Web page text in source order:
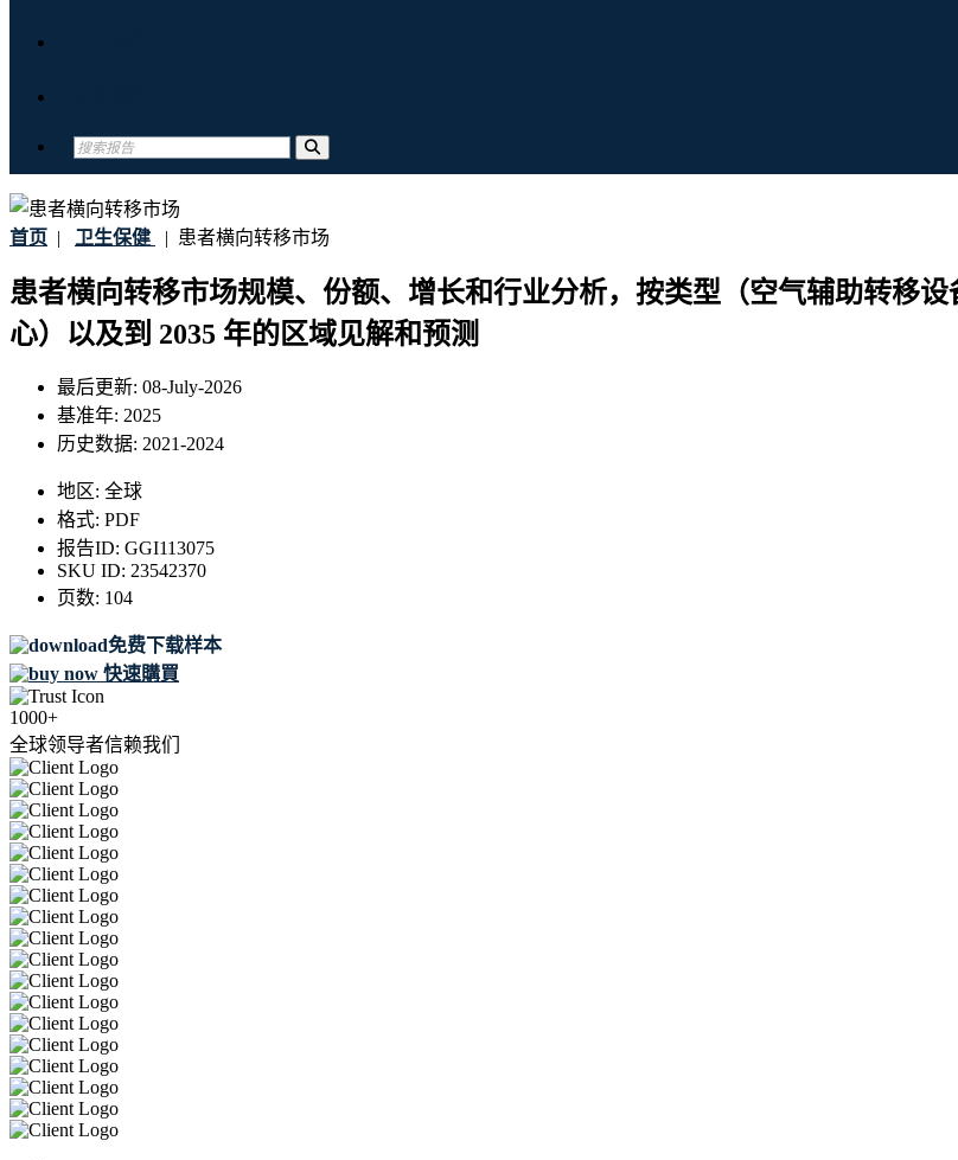
首页 | 卫生保健 | 患者横向转移市场
患者横向转移市场规模、份额、增长和行业分析，按类型（空气辅助转移
心）以及到 2035 年的区域见解和预测
最后更新: 08-July-2026
基准年: 2025
历史数据: 2021-2024
地区: 全球
格式: PDF
报告ID: GGI113075
SKU ID: 23542370
页数: 104
免费下载样本
快速購買
1000+
全球领导者信赖我们